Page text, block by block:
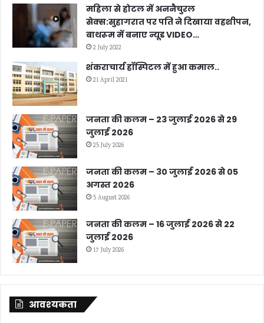
महिला से होटल में अननैचुरल
सेक्स:सुहागरात पर पति ने दिखाया वहशीपन,
बाथरूम में बनाए न्यूड VIDEO…
2 July 2022
शंकराचार्य हॉस्पिटल में हुआ कमाल..
21 April 2021
जनता की कलम – 23 जुलाई 2026 से 29
जुलाई 2026
25 July 2026
जनता की कलम – 30 जुलाई 2026 से 05
अगस्त 2026
5 August 2026
जनता की कलम – 16 जुलाई 2026 से 22
जुलाई 2026
17 July 2026
आवश्‍यकता